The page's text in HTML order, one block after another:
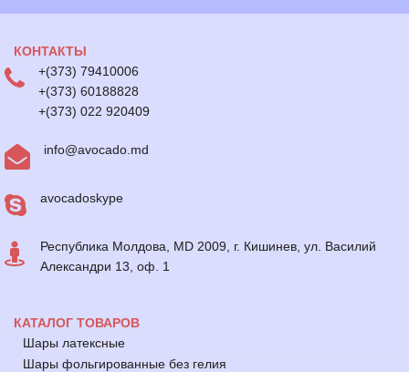
КОНТАКТЫ
+(373) 79410006
+(373) 60188828
+(373) 022 920409
info@avocado.md
avocadoskype
Республика Молдова, MD 2009, г. Кишинев, ул. Василий
Александри 13, оф. 1
КАТАЛОГ ТОВАРОВ
Шары латексные
Шары фольгированные без гелия